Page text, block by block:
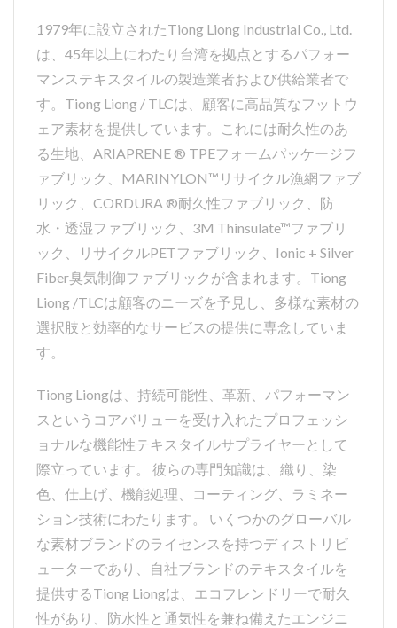
の用途には、ハイキングシ
ューズ、作業用ブーツ、狩
猟用ブーツなどが含まれま
す。 CORDURA®ファブ
リック: TLCはCorduraファ
ブリックを織り、販売する
認定サプライヤーの一つで
す。この生地は耐摩耗性と
高い引裂強度を特徴として
います。すべての生地シリ
ーズは、靴、バッグ、バッ
クパックに使用するのに適
しています。
1979年に設立されたTiong Liong Industrial Co., Ltd.
は、45年以上にわたり台湾を拠点とするパフォー
マンステキスタイルの製造業者および供給業者で
す。Tiong Liong / TLCは、顧客に高品質なフットウ
ェア素材を提供しています。これには耐久性のあ
る生地、ARIAPRENE ® TPEフォームパッケージフ
ァブリック、MARINYLON™リサイクル漁網ファブ
リック、CORDURA ®耐久性ファブリック、防
水・透湿ファブリック、3M Thinsulate™ファブリ
ック、リサイクルPETファブリック、Ionic + Silver
Fiber臭気制御ファブリックが含まれます。Tiong
Liong /TLCは顧客のニーズを予見し、多様な素材の
選択肢と効率的なサービスの提供に専念していま
す。
Tiong Liongは、持続可能性、革新、パフォーマン
スというコアバリューを受け入れたプロフェッシ
ョナルな機能性テキスタイルサプライヤーとして
際立っています。 彼らの専門知識は、織り、染
色、仕上げ、機能処理、コーティング、ラミネー
ション技術にわたります。 いくつかのグローバル
な素材ブランドのライセンスを持つディストリビ
ューターであり、自社ブランドのテキスタイルを
提供するTiong Liongは、エコフレンドリーで耐久
性があり、防水性と通気性を兼ね備えたエンジニ